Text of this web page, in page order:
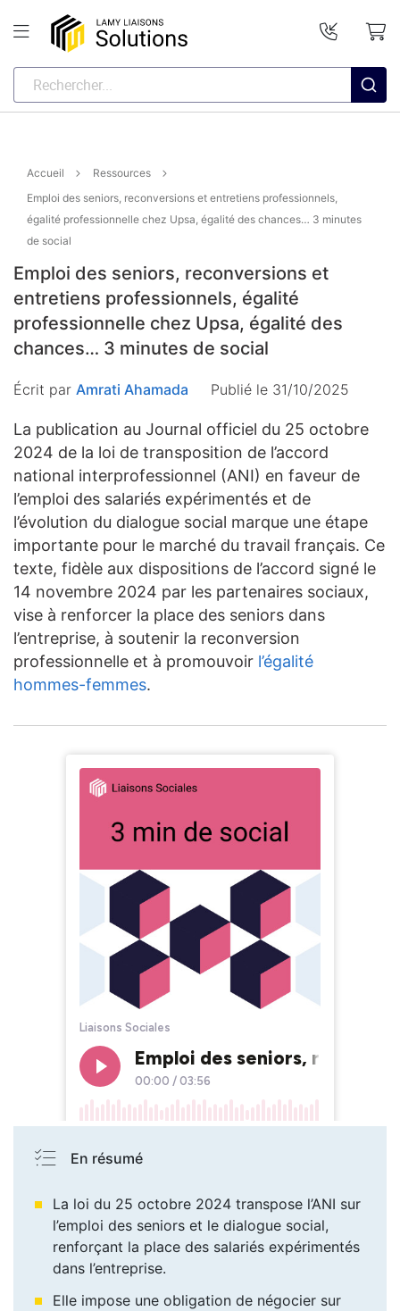
Accueil
Ressources
Emploi des seniors, reconversions et entretiens professionnels,
égalité professionnelle chez Upsa, égalité des chances… 3 minutes
de social
Emploi des seniors, reconversions et
entretiens professionnels, égalité
professionnelle chez Upsa, égalité des
chances… 3 minutes de social
Écrit par Amrati Ahamada Publié le 31/10/2025
La publication au Journal officiel du 25 octobre
2024 de la loi de transposition de l’accord
national interprofessionnel (ANI) en faveur de
l’emploi des salariés expérimentés et de
l’évolution du dialogue social marque une étape
importante pour le marché du travail français. Ce
texte, fidèle aux dispositions de l’accord signé le
14 novembre 2024 par les partenaires sociaux,
vise à renforcer la place des seniors dans
l’entreprise, à soutenir la reconversion
professionnelle et à promouvoir l’égalité
hommes-femmes.
En résumé
La loi du 25 octobre 2024 transpose l’ANI sur
l’emploi des seniors et le dialogue social,
renforçant la place des salariés expérimentés
dans l’entreprise.
Elle impose une obligation de négocier sur